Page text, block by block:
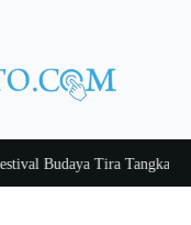
Budaya Tira Tangka Balang